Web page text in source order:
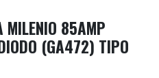
MILENIO 85AMP
(GA472) TIPO